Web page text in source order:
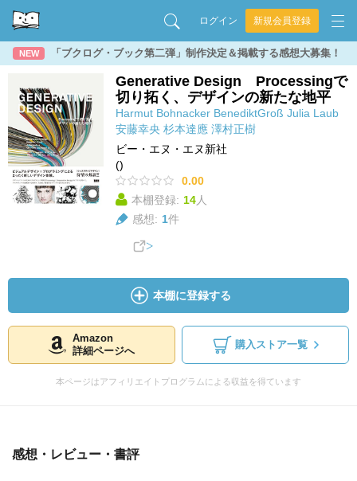
ログイン 新規会員登録
NEW 「ブクログ・ブック第二弾」制作決定＆掲載する感想大募集！
Generative Design Processingで
切り拓く、デザインの新たな地平
Harmut Bohnacker BenediktGroß Julia Laub
安藤幸央 杉本達應 澤村正樹
ビー・エヌ・エヌ新社
()
0.00
本棚登録: 14人
感想: 1件
本棚に登録する
Amazon
詳細ページへ
購入ストア一覧
本ページはアフィリエイトプログラムによる収益を得ています
感想・レビュー・書評